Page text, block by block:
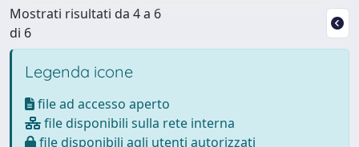
Mostrati risultati da 4 a 6
di 6
Legenda icone
file ad accesso aperto
file disponibili sulla rete interna
file disponibili agli utenti autorizzati